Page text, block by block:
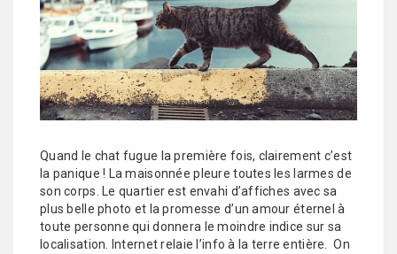
Quand le chat fugue la première fois, clairement c’est
la panique ! La maisonnée pleure toutes les larmes de
son corps. Le quartier est envahi d’affiches avec sa
plus belle photo et la promesse d’un amour éternel à
toute personne qui donnera le moindre indice sur sa
localisation. Internet relaie l’info à la terre entière. On